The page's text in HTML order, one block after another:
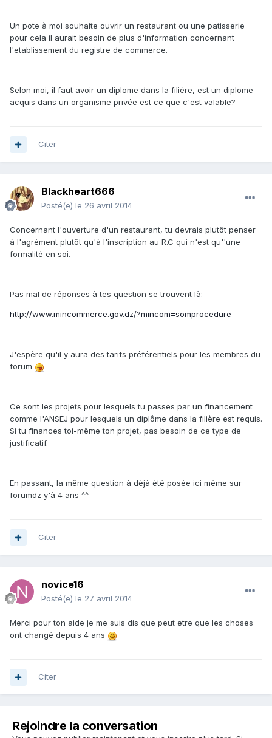
Un pote à moi souhaite ouvrir un restaurant ou une patisserie
pour cela il aurait besoin de plus d'information concernant
l'etablissement du registre de commerce.
Selon moi, il faut avoir un diplome dans la filière, est un diplome
acquis dans un organisme privée est ce que c'est valable?
Citer
Blackheart666
Posté(e) le 26 avril 2014
Concernant l'ouverture d'un restaurant, tu devrais plutôt penser
à l'agrément plutôt qu'à l'inscription au R.C qui n'est qu''une
formalité en soi.
Pas mal de réponses à tes question se trouvent là:
http://www.mincommerce.gov.dz/?mincom=somprocedure
J'espère qu'il y aura des tarifs préférentiels pour les membres du
forum
Ce sont les projets pour lesquels tu passes par un financement
comme l'ANSEJ pour lesquels un diplôme dans la filière est requis.
Si tu finances toi-même ton projet, pas besoin de ce type de
justificatif.
En passant, la même question à déjà été posée ici même sur
forumdz y'à 4 ans ^^
Citer
novice16
Posté(e) le 27 avril 2014
Merci pour ton aide je me suis dis que peut etre que les choses
ont changé depuis 4 ans
Citer
Rejoindre la conversation